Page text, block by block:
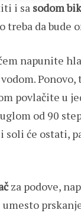
i sa sodom
treba da bude
napunite
Ponovo,
povlačite u
od 90
soli će ostati,
za podove,